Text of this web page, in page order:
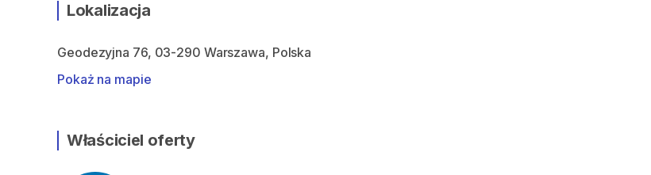
Lokalizacja
Geodezyjna 76, 03-290 Warszawa, Polska
Pokaż na mapie
Właściciel oferty